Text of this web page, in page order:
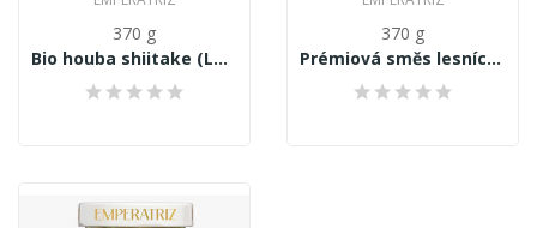
370 g
Bio houba shiitake (Lentinus edodes /...
370 g
Prémiová směs lesních, pěstovaných hub al...